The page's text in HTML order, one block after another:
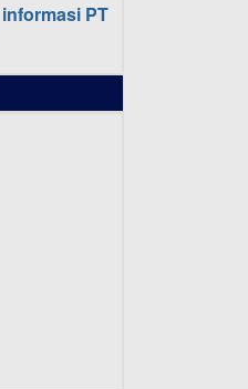
PT
2025
2025
2025